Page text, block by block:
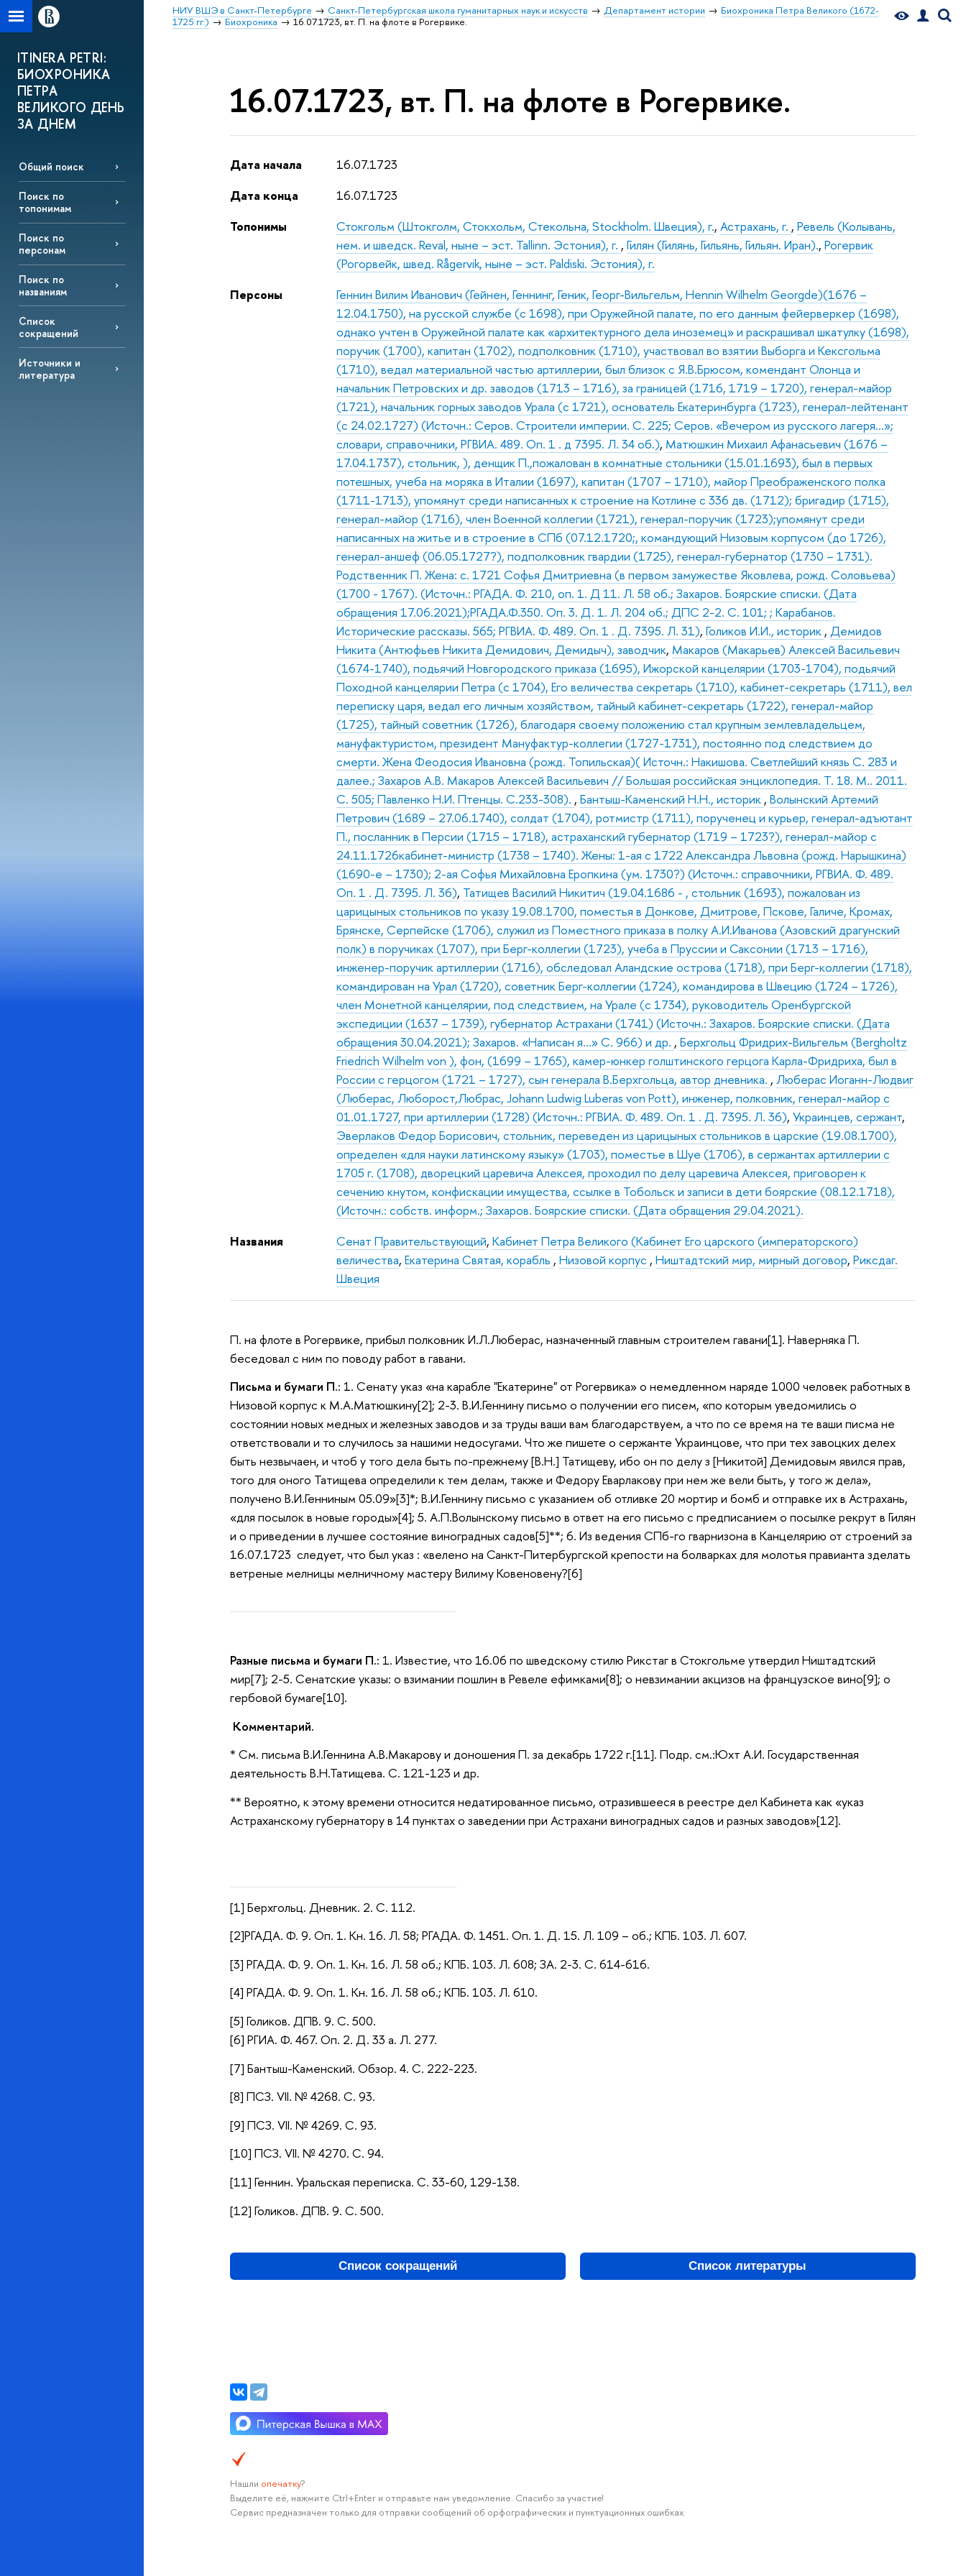
НИУ ВШЭ в Санкт-Петербурге Санкт-Петербургская школа гуманитарных наук и искусств Департамент истории
Биохроника Петра Великого (1672-
1725 гг.)
Биохроника 16.07.1723, вт. П. на флоте в Рогервике.
ITINERA PETRI:
БИОХРОНИКА
ПЕТРА
ВЕЛИКОГО ДЕНЬ
ЗА ДНЕМ
Общий поиск
Поиск по
топонимам
Поиск по
персонам
Поиск по
названиям
Список
сокращений
Источники и
литература
16.07.1723, вт. П. на флоте в Рогервике.
Дата начала
16.07.1723
Дата конца
16.07.1723
Топонимы
Стокгольм (Штокголм, Стокхольм, Стекольна, Stockholm. Швеция), г.,Астрахань, г. ,Ревель (Колывань,
нем. и шведск. Reval, ныне – эст. Tallinn. Эстония), г. ,Гилян (Гилянь, Гильянь, Гильян. Иран).,Рогервик
(Рогорвейк, швед. Rågervik, ныне – эст. Paldiski. Эстония), г.
Персоны
Геннин Вилим Иванович (Гейнен, Геннинг, Геник, Георг-Вильгельм, Hennin Wilhelm Georgde)(1676 –
12.04.1750), на русской службе (с 1698), при Оружейной палате, по его данным фейерверкер (1698),
однако учтен в Оружейной палате как «архитектурного дела иноземец» и раскрашивал шкатулку (1698),
поручик (1700), капитан (1702), подполковник (1710), участвовал во взятии Выборга и Кексгольма
(1710), ведал материальной частью артиллерии, был близок с Я.В.Брюсом, комендант Олонца и
начальник Петровских и др. заводов (1713 – 1716), за границей (1716, 1719 – 1720), генерал-майор
(1721), начальник горных заводов Урала (с 1721), основатель Екатеринбурга (1723), генерал-лейтенант
(с 24.02.1727) (Источн.: Серов. Строители империи. С. 225; Серов. «Вечером из русского лагеря…»;
словари, справочники, РГВИА. 489. Оп. 1 . д 7395. Л. 34 об.), Матюшкин Михаил Афанасьевич (1676 –
17.04.1737), стольник, ), денщик П.,пожалован в комнатные стольники (15.01.1693), был в первых
потешных, учеба на моряка в Италии (1697), капитан (1707 – 1710), майор Преображенского полка
(1711-1713), упомянут среди написанных к строение на Котлине с 336 дв. (1712); бригадир (1715),
генерал-майор (1716), член Военной коллегии (1721), генерал-поручик (1723);упомянут среди
написанных на житье и в строение в СПб (07.12.1720;, командующий Низовым корпусом (до 1726),
генерал-аншеф (06.05.1727?), подполковник гвардии (1725), генерал-губернатор (1730 – 1731).
Родственник П. Жена: с. 1721 Софья Дмитриевна (в первом замужестве Яковлева, рожд. Соловьева)
(1700 - 1767). (Источн.: РГАДА. Ф. 210, оп. 1. Д 11. Л. 58 об.; Захаров. Боярские списки. (Дата
обращения 17.06.2021);РГАДА.Ф.350. Оп. 3. Д. 1. Л. 204 об.; ДПС 2-2. С. 101; ; Карабанов.
Исторические рассказы. 565; РГВИА. Ф. 489. Оп. 1 . Д. 7395. Л. 31),Голиков И.И., историк ,Демидов
Никита (Антюфьев Никита Демидович, Демидыч), заводчик, Макаров (Макарьев) Алексей Васильевич
(1674-1740), подьячий Новгородского приказа (1695), Ижорской канцелярии (1703-1704), подьячий
Походной канцелярии Петра (с 1704), Его величества секретарь (1710), кабинет-секретарь (1711), вел
переписку царя, ведал его личным хозяйством, тайный кабинет-секретарь (1722), генерал-майор
(1725), тайный советник (1726), благодаря своему положению стал крупным землевладельцем,
мануфактуристом, президент Мануфактур-коллегии (1727-1731), постоянно под следствием до
смерти. Жена Феодосия Ивановна (рожд. Топильская)( Источн.: Накишова. Светлейший князь С. 283 и
далее.; Захаров А.В. Макаров Алексей Васильевич // Большая российская энциклопедия. Т. 18. М.. 2011.
С. 505; Павленко Н.И. Птенцы. С.233-308). ,Бантыш-Каменский Н.Н., историк ,Волынский Артемий
Петрович (1689 – 27.06.1740), солдат (1704), ротмистр (1711), порученец и курьер, генерал-адъютант
П., посланник в Персии (1715 – 1718), астраханский губернатор (1719 – 1723?), генерал-майор с
24.11.1726кабинет-министр (1738 – 1740). Жены: 1-ая с 1722 Александра Львовна (рожд. Нарышкина)
(1690-е – 1730); 2-ая Софья Михайловна Еропкина (ум. 1730?) (Источн.: справочники, РГВИА. Ф. 489.
Оп. 1 . Д. 7395. Л. 36), Татищев Василий Никитич (19.04.1686 - , стольник (1693), пожалован из
царицыных стольников по указу 19.08.1700, поместья в Донкове, Дмитрове, Пскове, Галиче, Кромах,
Брянске, Серпейске (1706), служил из Поместного приказа в полку А.И.Иванова (Азовский драгунский
полк) в поручиках (1707), при Берг-коллегии (1723), учеба в Пруссии и Саксонии (1713 – 1716),
инженер-поручик артиллерии (1716), обследовал Аландские острова (1718), при Берг-коллегии (1718),
командирован на Урал (1720), советник Берг-коллегии (1724), командирова в Швецию (1724 – 1726),
член Монетной канцелярии, под следствием, на Урале (с 1734), руководитель Оренбургской
экспедиции (1637 – 1739), губернатор Астрахани (1741) (Источн.: Захаров. Боярские списки. (Дата
обращения 30.04.2021); Захаров. «Написан я…» С. 966) и др. ,Берхгольц Фридрих-Вильгельм (Bergholtz
Friedrich Wilhelm von ), фон, (1699 – 1765), камер-юнкер голштинского герцога Карла-Фридриха, был в
России с герцогом (1721 – 1727), сын генерала В.Берхгольца, автор дневника. ,Люберас Иоганн-Людвиг
(Люберас, Люборост,Любрас, Johann Ludwig Luberas von Pott), инженер, полковник, генерал-майор с
01.01.1727, при артиллерии (1728) (Источн.: РГВИА. Ф. 489. Оп. 1 . Д. 7395. Л. 36),Украинцев, сержант,
Эверлаков Федор Борисович, стольник, переведен из царицыных стольников в царские (19.08.1700),
определен «для науки латинскому языку» (1703), поместье в Шуе (1706), в сержантах артиллерии с
1705 г. (1708), дворецкий царевича Алексея, проходил по делу царевича Алексея, приговорен к
сечению кнутом, конфискации имущества, ссылке в Тобольск и записи в дети боярские (08.12.1718),
(Источн.: собств. информ.; Захаров. Боярские списки. (Дата обращения 29.04.2021).
Названия
Сенат Правительствующий,Кабинет Петра Великого (Кабинет Его царского (императорского)
величества,Екатерина Святая, корабль ,Низовой корпус ,Ништадтский мир, мирный договор,Риксдаг.
Швеция
П. на флоте в Рогервике, прибыл полковник И.Л.Люберас, назначенный главным строителем гавани[1]. Наверняка П.
беседовал с ним по поводу работ в гавани.
Письма и бумаги П.: 1. Сенату указ «на карабле "Екатерине" от Рогервика» о немедленном наряде 1000 человек работных в
Низовой корпус к М.А.Матюшкину[2]; 2-3. В.И.Геннину письмо о получении его писем, «по которым уведомились о
состоянии новых медных и железных заводов и за труды ваши вам благодарствуем, а что по се время на те ваши писма не
ответствовали и то случилось за нашими недосугами. Что же пишете о сержанте Украинцове, что при тех завоцких делех
быть незвычаен, и чтоб у того дела быть по-прежнему [В.Н.] Татищеву, ибо он по делу з [Никитой] Демидовым явился прав,
того для оного Татищева определили к тем делам, также и Федору Еварлакову при нем же вели быть, у того ж дела»,
получено В.И.Генниным 05.09»[3]*; В.И.Геннину письмо с указанием об отливке 20 мортир и бомб и отправке их в Астрахань,
«для посылок в новые городы»[4]; 5. А.П.Волынскому письмо в ответ на его письмо с предписанием о посылке рекрут в Гилян
и о приведении в лучшее состояние виноградных садов[5]**; 6. Из ведения СПб-го гварнизона в Канцелярию от строений за
16.07.1723 следует, что был указ : «велено на Санкт-Питербургской крепости на болварках для молотья правианта зделать
ветреные мелницы мелничному мастеру Вилиму Ковеновену?[6]
Разные письма и бумаги П.: 1. Известие, что 16.06 по шведскому стилю Рикстаг в Стокгольме утвердил Ништадтский
мир[7]; 2-5. Сенатские указы: о взимании пошлин в Ревеле ефимками[8]; о невзимании акцизов на французское вино[9]; о
гербовой бумаге[10].
Комментарий.
* См. письма В.И.Геннина А.В.Макарову и доношения П. за декабрь 1722 г.[11]. Подр. см.:Юхт А.И. Государственная
деятельность В.Н.Татищева. С. 121-123 и др.
** Вероятно, к этому времени относится недатированное письмо, отразившееся в реестре дел Кабинета как «указ
Астраханскому губернатору в 14 пунктах о заведении при Астрахани виноградных садов и разных заводов»[12].
[1] Берхгольц. Дневник. 2. С. 112.
[2]РГАДА. Ф. 9. Оп. 1. Кн. 16. Л. 58; РГАДА. Ф. 1451. Оп. 1. Д. 15. Л. 109 – об.; КПБ. 103. Л. 607.
[3] РГАДА. Ф. 9. Оп. 1. Кн. 16. Л. 58 об.; КПБ. 103. Л. 608; ЗА. 2-3. С. 614-616.
[4] РГАДА. Ф. 9. Оп. 1. Кн. 16. Л. 58 об.; КПБ. 103. Л. 610.
[5] Голиков. ДПВ. 9. С. 500.
[6] РГИА. Ф. 467. Оп. 2. Д. 33 а. Л. 277.
[7] Бантыш-Каменский. Обзор. 4. С. 222-223.
[8] ПСЗ. VII. № 4268. С. 93.
[9] ПСЗ. VII. № 4269. С. 93.
[10] ПСЗ. VII. № 4270. С. 94.
[11] Геннин. Уральская переписка. С. 33-60, 129-138.
[12] Голиков. ДПВ. 9. С. 500.
Список сокращений Список литературы
Нашли опечатку?
Выделите её, нажмите Ctrl+Enter и отправьте нам уведомление. Спасибо за участие!
Сервис предназначен только для отправки сообщений об орфографических и пунктуационных ошибках.